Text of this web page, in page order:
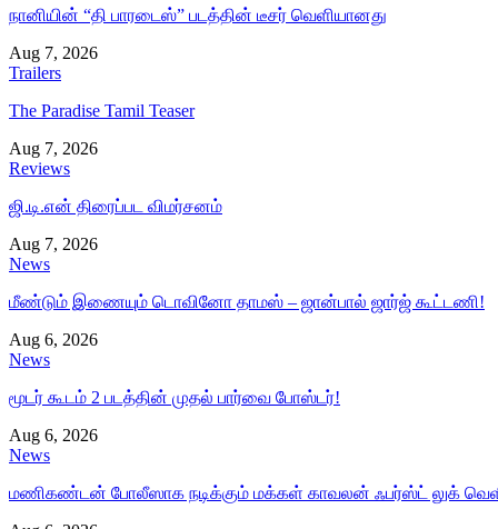
நானியின் “தி பாரடைஸ்” படத்தின் டீசர் வெளியானது
Aug 7, 2026
Trailers
The Paradise Tamil Teaser
Aug 7, 2026
Reviews
ஜி.டி.என் திரைப்பட விமர்சனம்
Aug 7, 2026
News
மீண்டும் இணையும் டொவினோ தாமஸ் – ஜான்பால் ஜார்ஜ் கூட்டணி!
Aug 6, 2026
News
மூடர் கூடம் 2 படத்தின் முதல் பார்வை போஸ்டர்!
Aug 6, 2026
News
மணிகண்டன் போலீஸாக நடிக்கும் மக்கள் காவலன் ஃபர்ஸ்ட் லுக்